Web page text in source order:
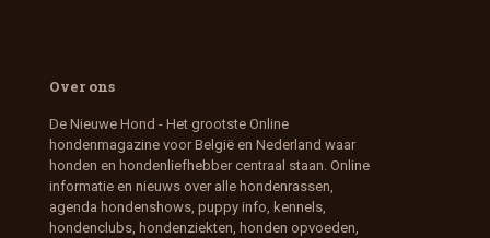
Over ons
De Nieuwe Hond - Het grootste Online
hondenmagazine voor België en Nederland waar
honden en hondenliefhebber centraal staan. Online
informatie en nieuws over alle hondenrassen,
agenda hondenshows, puppy info, kennels,
hondenclubs, hondenziekten, honden opvoeden,